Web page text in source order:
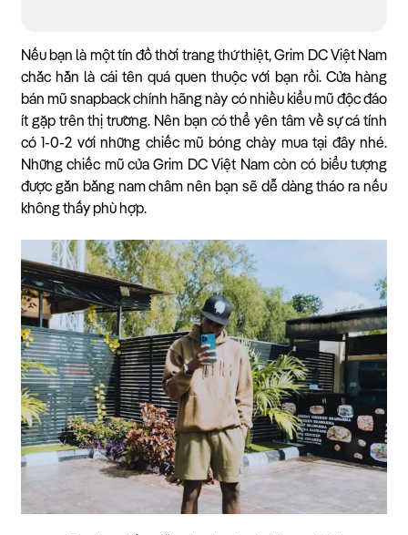
Nếu bạn là một tín đồ thời trang thứ thiệt, Grim DC Việt Nam
chắc hẳn là cái tên quá quen thuộc với bạn rồi. Cửa hàng
bán mũ snapback chính hãng này có nhiều kiểu mũ độc đáo
ít gặp trên thị trường. Nên bạn có thể yên tâm về sự cá tính
có 1-0-2 với những chiếc mũ bóng chày mua tại đây nhé.
Những chiếc mũ của Grim DC Việt Nam còn có biểu tượng
được gắn bằng nam châm nên bạn sẽ dễ dàng tháo ra nếu
không thấy phù hợp.